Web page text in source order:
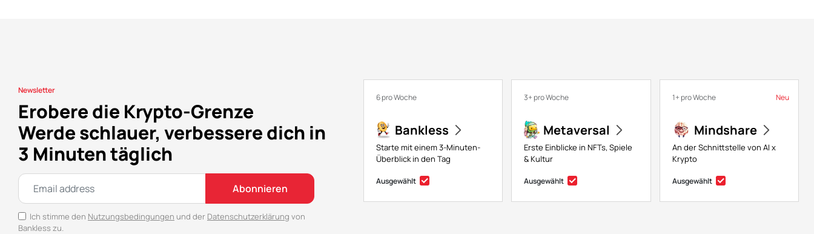
Newsletter
Erobere die Krypto-Grenze
Werde schlauer, verbessere dich in
3 Minuten täglich
Abonnieren
Ich stimme den Nutzungsbedingungen und der Datenschutzerklärung von
Bankless zu.
6 pro Woche
Bankless
Starte mit einem 3-Minuten-
Überblick in den Tag
Ausgewählt
3+ pro Woche
Metaversal
Erste Einblicke in NFTs, Spiele
& Kultur
Ausgewählt
Neu
1+ pro Woche
Mindshare
An der Schnittstelle von AI x
Krypto
Ausgewählt